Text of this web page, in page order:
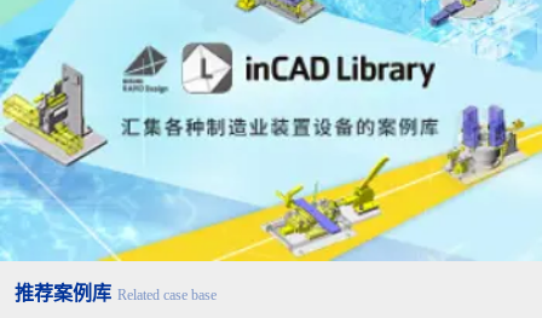
推荐案例库 Related case base